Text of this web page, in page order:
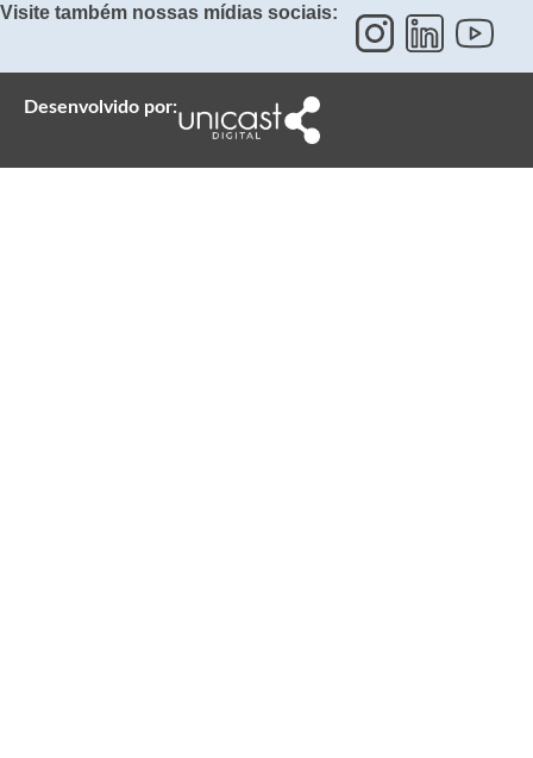
Visite também nossas mídias sociais:
Desenvolvido por: